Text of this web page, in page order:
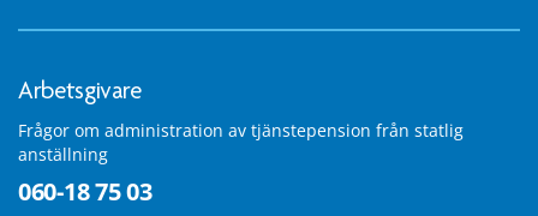
Arbetsgivare
Frågor om administration av tjänstepension från statlig
anställning
060-18 75 03